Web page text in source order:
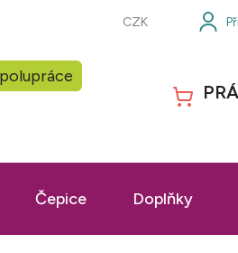
CZK
Čepice Doplňky